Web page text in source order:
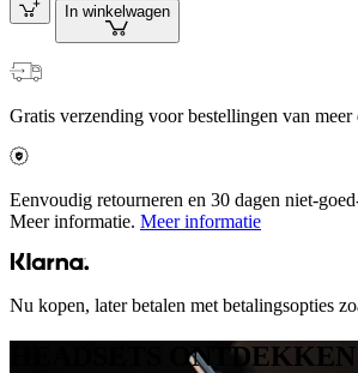
In winkelwagen
Gratis verzending voor bestellingen van meer
Eenvoudig retourneren en 30 dagen niet-
Meer informatie. Meer informatie
Nu kopen, later betalen met betalingsopties
HEADSETS ONTDEKKEN